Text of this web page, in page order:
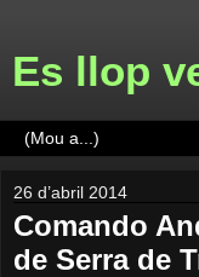
Es llop
26 d’abril 2014
Comando
de Serra de